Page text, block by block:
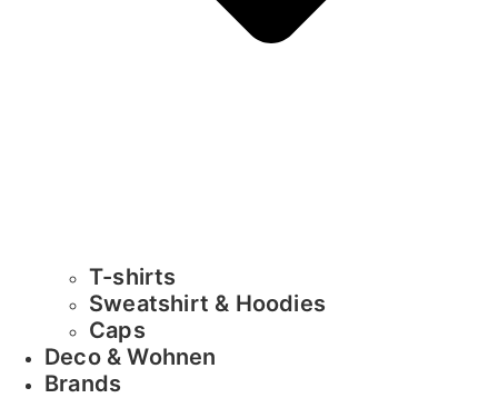
T-shirts
Sweatshirt & Hoodies
Caps
Deco & Wohnen
Brands